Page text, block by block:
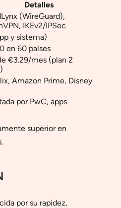
Detalles
(WireGuard),
IKEv2/IPSec
y sistema)
en 60 países
€3.29/mes (plan 2
Amazon Prime, Disney
por PwC, apps
superior en
por su rapidez,